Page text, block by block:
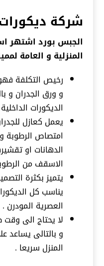
شركة
الجبس بورد اشتهر
المنزلية و العامة
رخيص التكلفة
و ورق الجدران و
الديكورات
يعمل كعازل
امتصاص الرطوبة
الدهانات او
الاسقف من
يتميز بكثرة
يناسب كل
العصرية المودرن .
لا يحتاج الى
و بالتالى يساعد
المنزل سريعا .